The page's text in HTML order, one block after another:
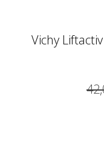
Vichy